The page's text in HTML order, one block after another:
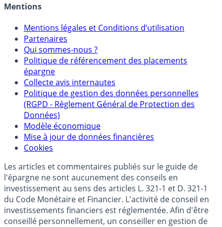
Mentions
Mentions légales et Conditions d’utilisation
Partenaires
Qui sommes-nous ?
Politique de référencement des placements
épargne
Collecte avis internautes
Politique de gestion des données personnelles
(RGPD - Règlement Général de Protection des
Données)
Modèle économique
Mise à jour de données financières
Cookies
Les articles et commentaires publiés sur le guide de
l'épargne ne sont aucunement des conseils en
investissement au sens des articles L. 321-1 et D. 321-1
du Code Monétaire et Financier. L'activité de conseil en
investissements financiers est réglementée. Afin d'être
conseillé personnellement, un conseiller en gestion de